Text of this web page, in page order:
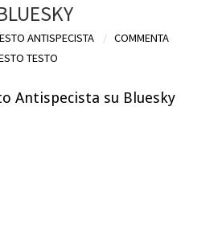
ANTISPECISTA
COMMENTA
TESTO